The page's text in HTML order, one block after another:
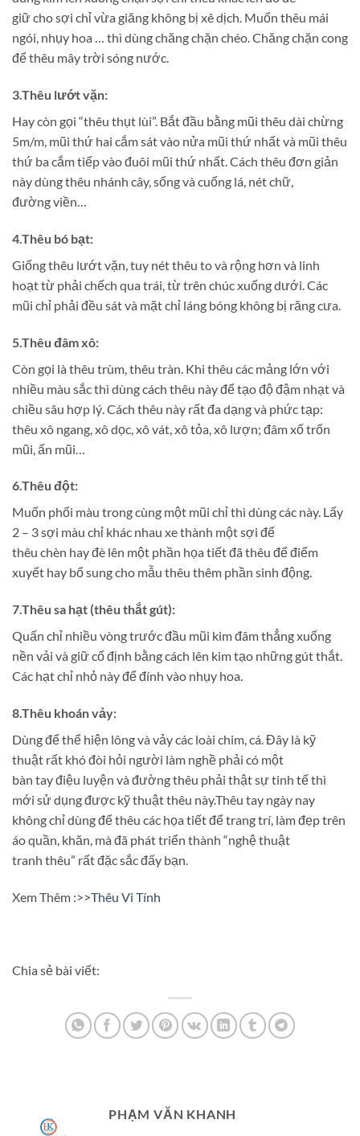
giữ cho sợi chỉ vừa giăng không bị xê dịch. Muốn thêu mái
ngói, nhụy hoa … thì dùng chăng chặn chéo. Chăng chặn cong
để thêu mây trời sóng nước.
3.Thêu lướt vặn:
Hay còn gọi “thêu thụt lùi”. Bắt đầu bằng mũi thêu dài chừng
5m/m, mũi thứ hai cắm sát vào nửa mũi thứ nhất và mũi thêu
thứ ba cắm tiếp vào đuôi mũi thứ nhất. Cách thêu đơn giản
này dùng thêu nhánh cây, sống và cuống lá, nét chữ,
đường viền…
4.Thêu bó bạt:
Giống thêu lướt vặn, tuy nét thêu to và rộng hơn và linh
hoạt từ phải chếch qua trái, từ trên chúc xuống dưới. Các
mũi chỉ phải đều sát và mặt chỉ láng bóng không bị răng cưa.
5.Thêu đâm xô:
Còn gọi là thêu trùm, thêu tràn. Khi thêu các mảng lớn với
nhiều màu sắc thì dùng cách thêu này để tạo độ đậm nhạt và
chiều sâu hợp lý. Cách thêu này rất đa dạng và phức tạp:
thêu xô ngang, xô dọc, xô vát, xô tỏa, xô lượn; đâm xố trốn
mũi, ấn mũi…
6.Thêu đột:
Muốn phối màu trong cùng một mũi chỉ thì dùng các này. Lấy
2 – 3 sợi màu chỉ khác nhau xe thành một sợi để
thêu chèn hay đè lên một phần họa tiết đã thêu để điểm
xuyết hay bổ sung cho mẫu thêu thêm phần sinh động.
7.Thêu sa hạt (thêu thắt gút):
Quấn chỉ nhiều vòng trước đầu mũi kim đâm thẳng xuống
nền vải và giữ cố định bằng cách lên kim tạo những gút thắt.
Các hạt chỉ nhỏ này để đính vào nhụy hoa.
8.Thêu khoán vảy:
Dùng để thể hiện lông và vảy các loài chim, cá. Đây là kỹ
thuật rất khó đòi hỏi người làm nghề phải có một
bàn tay điệu luyện và đường thêu phải thật sự tinh tế thì
mới sử dụng được kỹ thuật thêu này.Thêu tay ngày nay
không chỉ dùng để thêu các họa tiết để trang trí, làm đẹp trên
áo quần, khăn, mà đã phát triển thành “nghệ thuật
tranh thêu” rất đặc sắc đấy bạn.
Xem Thêm :>>Thêu Vi Tính
Chia sẻ bài viết:
PHẠM VĂN KHANH